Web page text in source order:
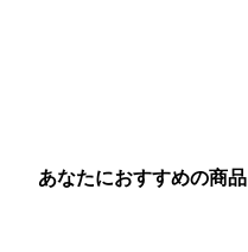
あなたにおすすめの商品